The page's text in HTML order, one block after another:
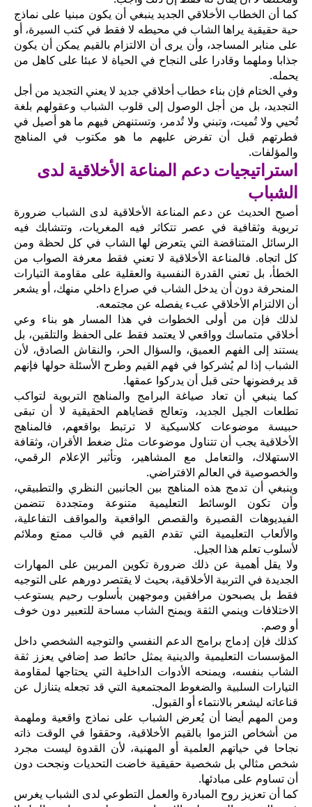
كما أن الخطاب الأخلاقي الجديد ينبغي أن يكون مبنيا على نماذج
حية حقيقية يراها الشاب في محيطه لا فقط في كتب السيرة، أو
على منابر المساجد، وأن يرى أن الالتزام بالقيم يمكن أن يكون
جذابا وملهما وقادرا على النجاح في الحياة لا عبئا على كاهل من
يحمله.
وفي الختام فإن بناء خطاب أخلاقي جديد لا يعني التجديد من أجل
التجديد، بل من أجل الوصول إلى قلوب الشباب وعقولهم بلغة
تُحيي ولا تُميت، وتبني ولا تُدمر، وتستنهض فيهم ما هو أصيل في
فطرتهم قبل أن تفرض عليهم ما هو مكتوب في المناهج
والمؤلفات.
استراتيجيات دعم المناعة الأخلاقية لدى
الشباب
أصبح الحديث عن دعم المناعة الأخلاقية لدى الشباب ضرورة
تربوية وثقافية في عصر تتكاثر فيه المغريات، وتتشابك فيه
الرسائل المتناقضة التي يتعرض لها الشاب في كل لحظة ومن
كل اتجاه. فالمناعة الأخلاقية لا تعني فقط معرفة الصواب من
الخطأ، بل تعني القدرة النفسية والعقلية على مقاومة التيارات
المنحرفة دون أن يدخل الشاب في صراع داخلي منهك، أو يشعر
أن الالتزام الأخلاقي عبء يفصله عن مجتمعه.
لذلك فإن من أولى الخطوات في هذا المسار هو بناء وعي
أخلاقي متماسك وواقعي لا يعتمد فقط على الحفظ والتلقين، بل
يستند إلى الفهم العميق، والسؤال الحر، والنقاش الصادق، لأن
الشباب إذا لم يُشركوا في فهم القيم وطرح الأسئلة حولها فإنهم
قد يرفضونها حتى قبل أن يدركوا عمقها.
كما ينبغي أن تعاد صياغة البرامج والمناهج التربوية لتواكب
تطلعات الجيل الجديد، وتعالج قضاياهم الحقيقية لا أن تبقى
حبيسة موضوعات كلاسيكية لا ترتبط بواقعهم، فالمناهج
الأخلاقية يجب أن تتناول موضوعات مثل ضغط الأقران، وثقافة
الاستهلاك، والتعامل مع المشاهير، وتأثير الإعلام الرقمي،
والخصوصية في العالم الافتراضي.
وينبغي أن تدمج هذه المناهج بين الجانبين النظري والتطبيقي،
وأن تكون الوسائط التعليمية متنوعة ومتجددة تتضمن
الفيديوهات القصيرة والقصص الواقعية والمواقف التفاعلية،
والألعاب التعليمية التي تقدم القيم في قالب ممتع وملائم
لأسلوب تعلم هذا الجيل.
ولا يقل أهمية عن ذلك ضرورة تكوين المربين على المهارات
الجديدة في التربية الأخلاقية، بحيث لا يقتصر دورهم على التوجيه
فقط بل يصبحون مرافقين وموجهين بأسلوب رحيم يستوعب
الاختلافات وينمي الثقة ويمنح الشاب مساحة للتعبير دون خوف
أو وصم.
كذلك فإن إدماج برامج الدعم النفسي والتوجيه الشخصي داخل
المؤسسات التعليمية والدينية يمثل حائط صد إضافي يعزز ثقة
الشاب بنفسه، ويمنحه الأدوات الداخلية التي يحتاجها لمقاومة
التيارات السلبية والضغوط المجتمعية التي قد تجعله يتنازل عن
قناعاته ليشعر بالانتماء أو القبول.
ومن المهم أيضا أن يُعرض الشباب على نماذج واقعية وملهمة
من أشخاص التزموا بالقيم الأخلاقية، وحققوا في الوقت ذاته
نجاحا في حياتهم العلمية أو المهنية، لأن القدوة ليست مجرد
شخص مثالي بل شخصية حقيقية خاضت التحديات ونجحت دون
أن تساوم على مبادئها.
كما أن تعزيز روح المبادرة والعمل التطوعي لدى الشباب يغرس